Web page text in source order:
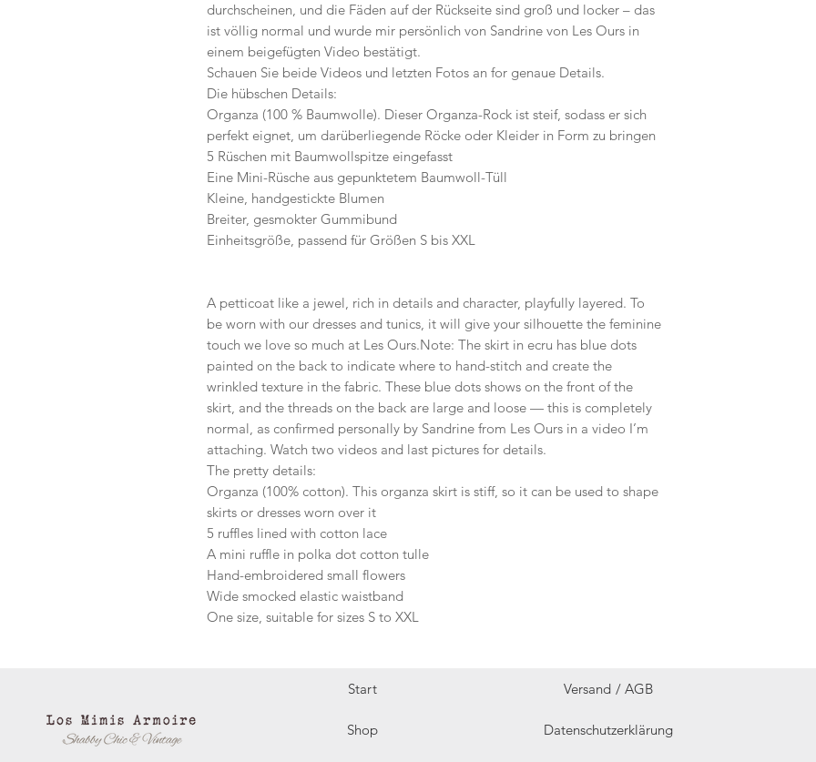
durchscheinen, und die Fäden auf der Rückseite sind groß und locker – das
ist völlig normal und wurde mir persönlich von Sandrine von Les Ours in
einem beigefügten Video bestätigt.
Schauen Sie beide Videos und letzten Fotos an for genaue Details.
Die hübschen Details:
Organza (100 % Baumwolle). Dieser Organza-Rock ist steif, sodass er sich
perfekt eignet, um darüberliegende Röcke oder Kleider in Form zu bringen
5 Rüschen mit Baumwollspitze eingefasst
Eine Mini-Rüsche aus gepunktetem Baumwoll-Tüll
Kleine, handgestickte Blumen
Breiter, gesmokter Gummibund
Einheitsgröße, passend für Größen S bis XXL
A petticoat like a jewel, rich in details and character, playfully layered. To
be worn with our dresses and tunics, it will give your silhouette the feminine
touch we love so much at Les Ours.Note: The skirt in ecru has blue dots
painted on the back to indicate where to hand-stitch and create the
wrinkled texture in the fabric. These blue dots shows on the front of the
skirt, and the threads on the back are large and loose — this is completely
normal, as confirmed personally by Sandrine from Les Ours in a video I’m
attaching. Watch two videos and last pictures for details.
The pretty details:
Organza (100% cotton). This organza skirt is stiff, so it can be used to shape
skirts or dresses worn over it
5 ruffles lined with cotton lace
A mini ruffle in polka dot cotton tulle
Hand-embroidered small flowers
Wide smocked elastic waistband
One size, suitable for sizes S to XXL
Start
Shop
Versand /AGB
Datenschutzerklärung